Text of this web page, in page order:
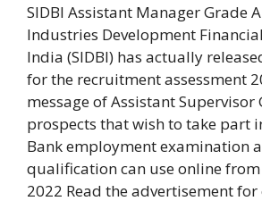
SIDBI Assistant Manager Grade
Industries Development
India (SIDBI) has actually
for the recruitment assessment
message of Assistant Supervisor
prospects that wish to take part
Bank employment examination
qualification can use online
2022 Read the advertisement